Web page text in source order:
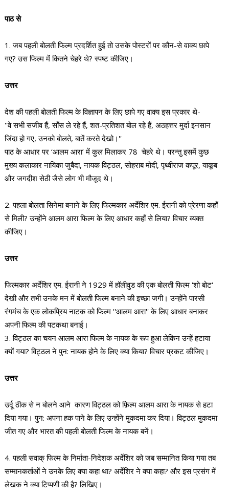
पाठ से
1. जब पहली बोलती फिल्म प्रदर्शित हुई तो उसके पोस्टरों पर कौन-से वाक्य छापे
गए? उस फिल्म में कितने चेहरे थे? स्पष्ट कीजिए।
उत्तर
देश की पहली बोलती फिल्म के विज्ञापन के लिए छापे गए वाक्य इस प्रकार थे-
''वे सभी सजीव हैं, साँस ले रहे हैं, शत-प्रतिशत बोल रहे हैं, अठहत्तर मुर्दा इनसान
जिंदा हो गए, उनको बोलते, बातें करते देखो।''
पाठ के आधार पर ‘आलम आरा’ में कुल मिलाकर 78 चेहरे थे। परन्तु इसमें कुछ
मुख्य कलाकार नायिका जुबैदा, नायक विट्ठल, सोहराब मोदी, पृथ्वीराज कपूर, याकूब
और जगदीश सेठी जैसे लोग भी मौजूद थे।
2. पहला बोलता सिनेमा बनाने के लिए फिल्मकार अर्देशिर एम. ईरानी को प्रेरणा कहाँ
से मिली? उन्होंने आलम आरा फिल्म के लिए आधार कहाँ से लिया? विचार व्यक्त
कीजिए।
उत्तर
फिल्मकार अर्देशिर एम. ईरानी ने 1929 में हॉलीवुड की एक बोलती फिल्म 'शो बोट'
देखी और तभी उनके मन में बोलती फिल्म बनाने की इच्छा जगी। उन्होंने पारसी
रंगमंच के एक लोकप्रिय नाटक को फिल्म ''आलम आरा'' के लिए आधार बनाकर
अपनी फिल्म की पटकथा बनाई।
3. विट्ठल का चयन आलम आरा फिल्म के नायक के रूप हुआ लेकिन उन्हें हटाया
क्यों गया? विट्ठल ने पुन: नायक होने के लिए क्या किया? विचार प्रकट कीजिए।
उत्तर
उर्दू ठीक से न बोलने आने कारण विट्ठल को फ़िल्म आलम आरा के नायक से हटा
दिया गया। पुन: अपना हक पाने के लिए उन्होंने मुकदमा कर दिया। विट्ठल मुकदमा
जीत गए और भारत की पहली बोलती फिल्म के नायक बनें।
4. पहली सवाक्‌ फिल्म के निर्माता-निदेशक अर्देशिर को जब सम्मानित किया गया तब
सम्मानकर्ताओं ने उनके लिए क्या कहा था? अर्देशिर ने क्या कहा? और इस प्रसंग में
लेखक ने क्या टिप्पणी की है? लिखिए।